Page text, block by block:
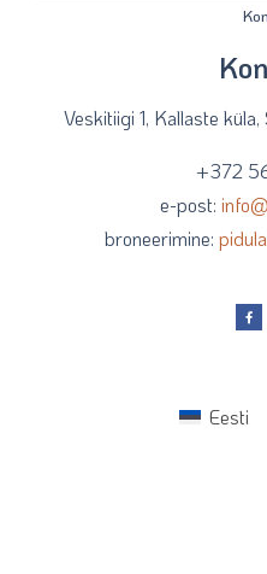
Veskitiigi 1, Kallaste
+372
e-post:
broneerimine:
Eesti